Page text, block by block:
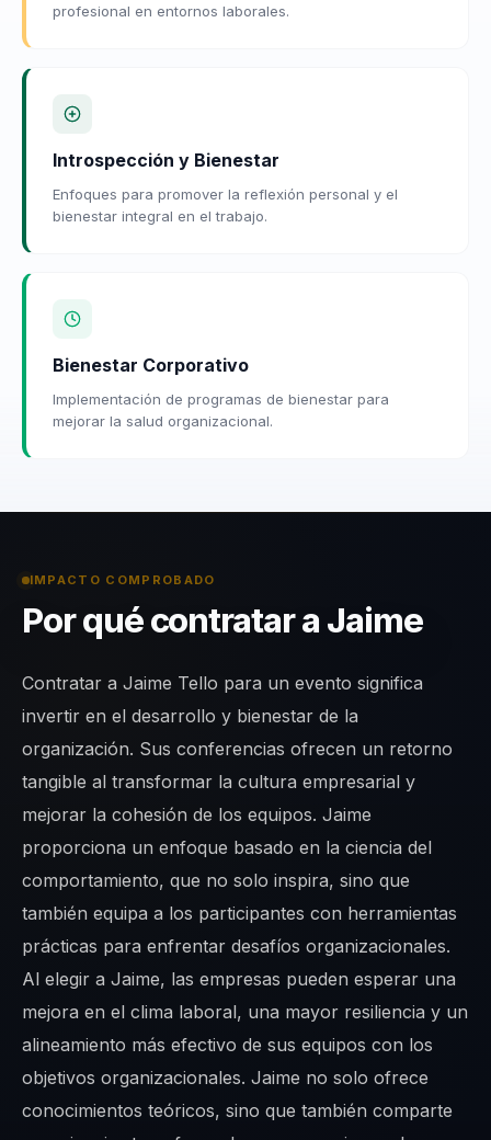
profesional en entornos laborales.
Introspección y Bienestar
Enfoques para promover la reflexión personal y el
bienestar integral en el trabajo.
Bienestar Corporativo
Implementación de programas de bienestar para
mejorar la salud organizacional.
IMPACTO COMPROBADO
Por qué contratar a Jaime
Contratar a Jaime Tello para un evento significa
invertir en el desarrollo y bienestar de la
organización. Sus conferencias ofrecen un retorno
tangible al transformar la cultura empresarial y
mejorar la cohesión de los equipos. Jaime
proporciona un enfoque basado en la ciencia del
comportamiento, que no solo inspira, sino que
también equipa a los participantes con herramientas
prácticas para enfrentar desafíos organizacionales.
Al elegir a Jaime, las empresas pueden esperar una
mejora en el clima laboral, una mayor resiliencia y un
alineamiento más efectivo de sus equipos con los
objetivos organizacionales. Jaime no solo ofrece
conocimientos teóricos, sino que también comparte